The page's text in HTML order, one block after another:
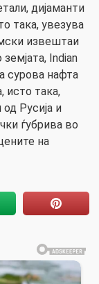
дијаманти
така, увезува
извештаи
Indian
сурова нафта
исто така,
Русија и
ѓубрива во
на